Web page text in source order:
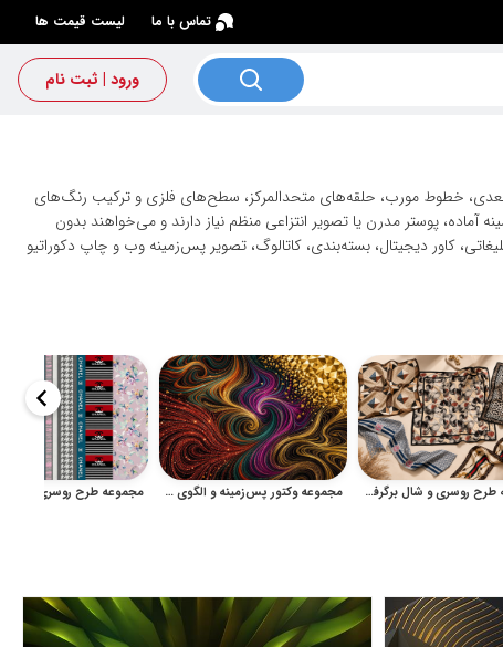
تماس با ما لیست قیمت ها
ورود | ثبت نام
خطوط مورب، حلقه‌های متحدالمرکز، سطح‌های فلزی و ترکیب رنگ‌های
پوستر مدرن یا تصویر انتزاعی منظم نیاز دارند و می‌خواهند بدون
کاور دیجیتال، بسته‌بندی، کاتالوگ، تصویر پس‌زمینه وب و چاپ دکوراتیو
مجموعه طرح روسری و شال برگرفته از گوچی برای چاپ پارچه و منسوجات لوکس مجموعه وکتور پس‌زمینه و الگوی آبستره هندسی و لوکس
×